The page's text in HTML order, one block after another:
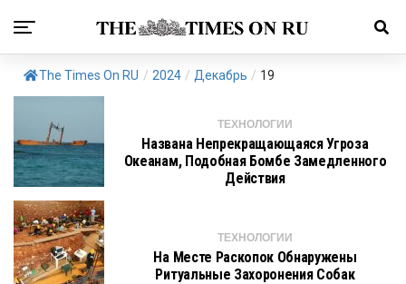
The Times On RU / 2024 / Декабрь / 19
ТЕХНОЛОГИИ
Названа Непрекращающаяся Угроза
Океанам, Подобная Бомбе Замедленного
Действия
ТЕХНОЛОГИИ
На Месте Раскопок Обнаружены
Ритуальные Захоронения Собак